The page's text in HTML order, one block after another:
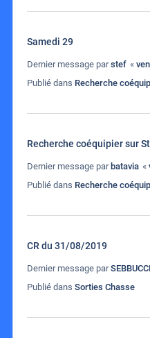
Samedi 29
Dernier message parstef «
Publié dans Recherche
Recherche coéquipier sur
Dernier message par batavia «
Publié dans Recherche
CR du 31/08/2019
Dernier message par
Publié dans Sorties Chasse